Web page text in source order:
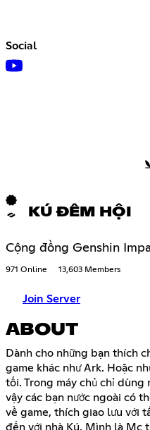
Social
KÚ ĐÊM HỘI
Cộng đồng Genshin
971 Online 13,603 Members
Join Server
ABOUT
Dành cho những bạn thích
game khác như Ark. Hoặc
tối. Trong máy chủ chỉ
vậy các bạn nước ngoài có
về game, thích giao lưu với
đến với nhà Kú. Mình là Mc